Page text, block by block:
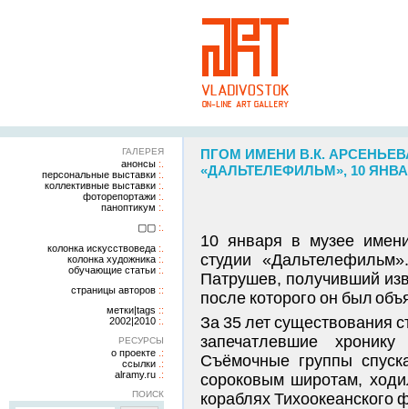
ГАЛЕРЕЯ
анонсы
персональные выставки
коллективные выставки
фоторепортажи
паноптикум
▢▢
колонка искусствоведа
колонка художника
обучающие статьи
страницы авторов
метки|tags
2002|2010
РЕСУРСЫ
о проекте
ссылки
alramy.ru
ПОИСК
ПГОМ ИМЕНИ В.К.
«ДАЛЬТЕЛЕФИЛЬМ», 10
10 января в музее
студии
Патрушев, получивший
после которого он был
За 35 лет существования
запечатлевшие
Съёмочные группы
сороковым широтам,
кораблях Тихоокеанского